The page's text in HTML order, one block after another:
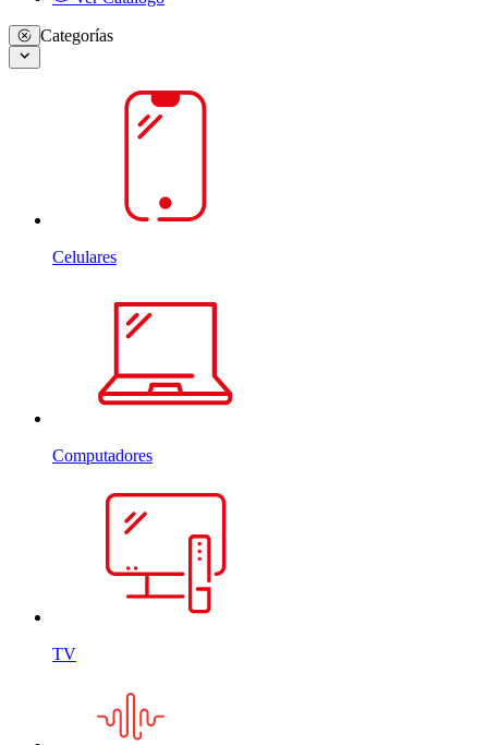
Categorías
Celulares
Computadores
TV